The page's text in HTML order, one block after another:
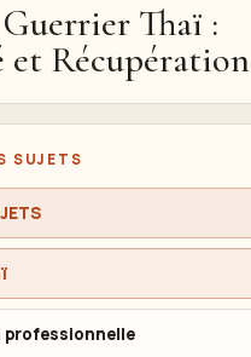
Guerrier Thaï :
Récupération
SUJETS